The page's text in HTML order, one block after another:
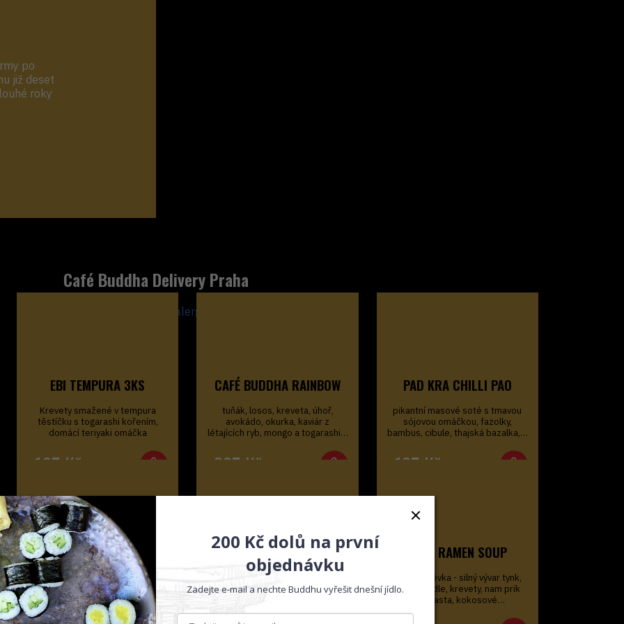
po
již deset
roky
Café Buddha Delivery Praha
EBI TEMPURA 3KS
Krevety smažené v tempura
těstíčku s togarashi kořením,
domácí teriyaki omáčka
165 Kč
CAFÉ BUDDHA RAINBOW
tuňák, losos, kreveta, úhoř,
avokádo, okurka, kaviár z
létajících ryb, mongo a togarashi…
325 Kč
PAD KRA CHILLI PAO
pikantní masové soté s tmavou
sójovou omáčkou, fazolky,
bambus, cibule, thajská bazalka,…
185 Kč
PAD KRA CHILLI PAO MIX
+ RÝŽE
pikantní masové soté z mix
mléhot masa s tmavou sójovou
omáčkou, fazolky, bambus, cibule,
…
MISO SHIRU
lahodná japonská polévka ze
sójové pasty, sýr tofu, řasy
TYNK RAMEN SOUP
Velká polévka - silný vývar tynk,
ramen nudle, krevety, nam prik
pao pasta, kokosové…
200 Kč dolů na první
objednávku
Zadejte e-mail a nechte Buddhu vyřešit dnešní jídlo.